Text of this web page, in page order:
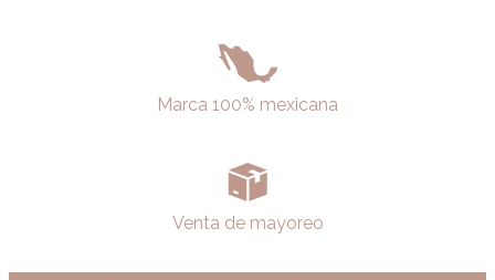
Marca 100% mexicana
Venta de mayoreo